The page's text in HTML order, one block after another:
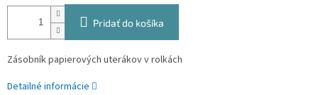
Pridať do košíka
Zásobník papierových uterákov v rolkách
Detailné informácie